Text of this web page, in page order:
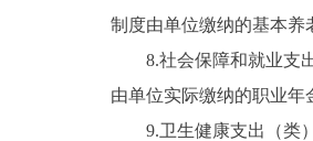
制度由单位缴纳的基本养
8.社会保障和就业支出
由单位实际缴纳的职业
9.卫生健康支出（类）